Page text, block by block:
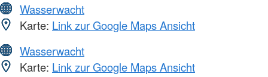
Wasserwacht
Karte: Link zur Google Maps Ansicht
Wasserwacht
Karte: Link zur Google Maps Ansicht